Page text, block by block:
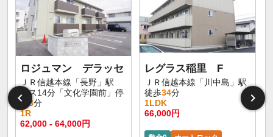
ロジュマン デラッセ
ＪＲ信越本線「長野」駅
バス14分「文化学園前」停
歩 3分
1R
62,000 - 64,000円
レグラス稲里 F
ＪＲ信越本線「川中島」駅
徒歩34分
1LDK
66,000円